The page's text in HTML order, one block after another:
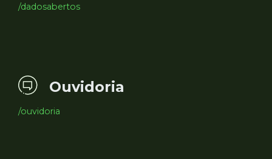
/dadosabertos
Ouvidoria
/ouvidoria